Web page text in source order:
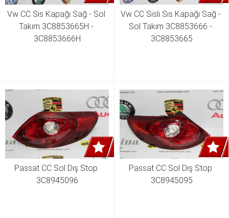
Vw CC Sis Kapağı Sağ - Sol
Takım 3C8853665H -
3C8853666H
Vw CC Sisli Sis Kapağı Sağ -
Sol Takım 3C8853666 -
3C8853665
Passat CC Sol Dış Stop
3C8945096
Passat CC Sol Dış Stop
3C8945095